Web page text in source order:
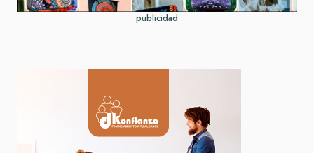
publicidad